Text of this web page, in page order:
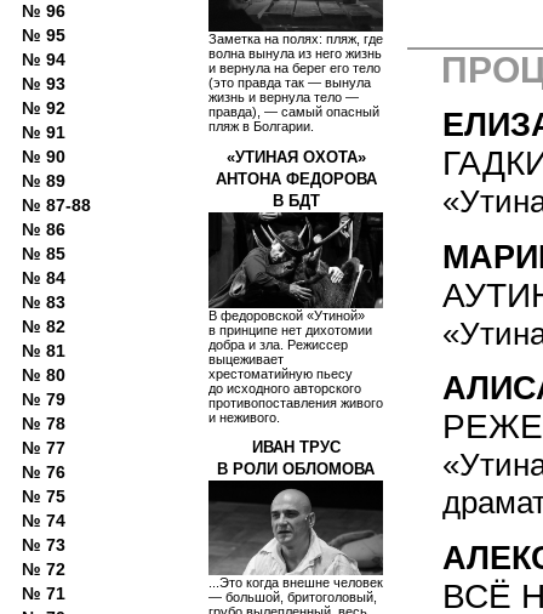
Заметка на полях: пляж, где
волна вынула из него жизнь
и вернула на берег его тело
(это правда так — вынула
жизнь и вернула тело —
правда), — самый опасный
пляж в Болгарии.
«УТИНАЯ ОХОТА»
АНТОНА ФЕДОРОВА
В БДТ
В федоровской «Утиной»
в принципе нет дихотомии
добра и зла. Режиссер
выцеживает
хрестоматийную пьесу
до исходного авторского
противопоставления живого
и неживого.
ИВАН ТРУС
В РОЛИ ОБЛОМОВА
...Это когда внешне человек
— большой, бритоголовый,
ВСЁ
№ 96
№ 95
№ 94
№ 93
№ 92
№ 91
№ 90
№ 89
№ 87-88
№ 86
№ 85
№ 84
№ 83
№ 82
№ 81
№ 80
№ 79
№ 78
№ 77
№ 76
№ 75
№ 74
№ 73
№ 72
№ 71